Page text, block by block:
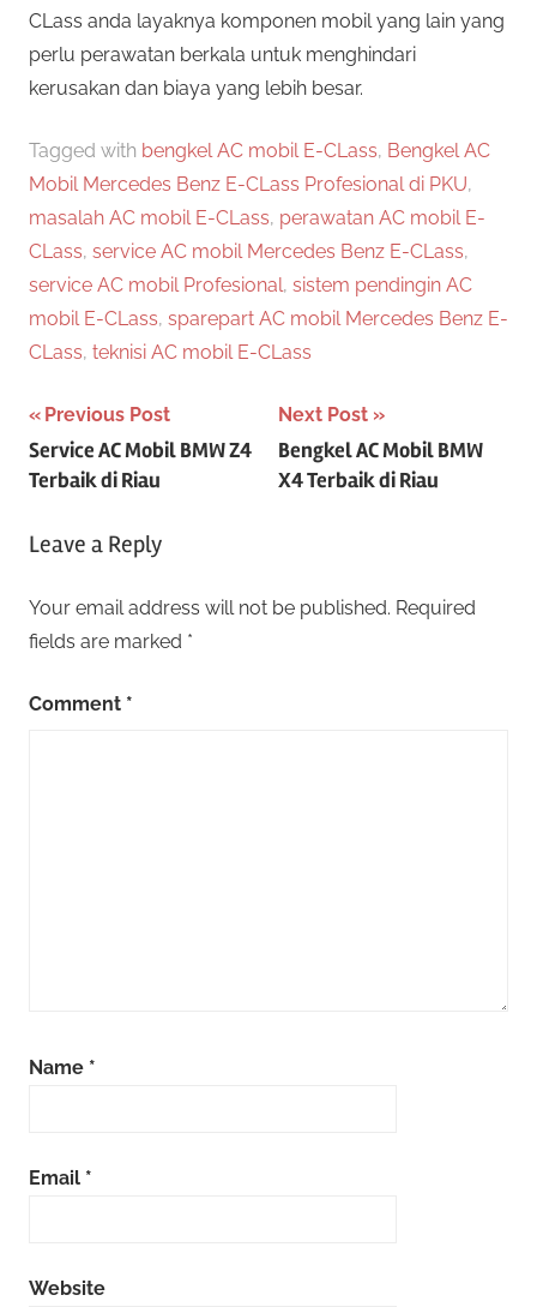
CLass anda layaknya komponen mobil yang lain yang
perlu perawatan berkala untuk menghindari
kerusakan dan biaya yang lebih besar.
Tagged with bengkel AC mobil E-CLass, Bengkel AC
Mobil Mercedes Benz E-CLass Profesional di PKU,
masalah AC mobil E-CLass, perawatan AC mobil E-
CLass, service AC mobil Mercedes Benz E-CLass,
service AC mobil Profesional, sistem pendingin AC
mobil E-CLass, sparepart AC mobil Mercedes Benz E-
CLass, teknisi AC mobil E-CLass
Post
navigation
Previous Post
Service AC Mobil BMW Z4
Terbaik di Riau
Next Post
Bengkel AC Mobil BMW
X4 Terbaik di Riau
Leave a Reply
Your email address will not be published. Required
fields are marked *
Comment *
Name *
Email *
Website